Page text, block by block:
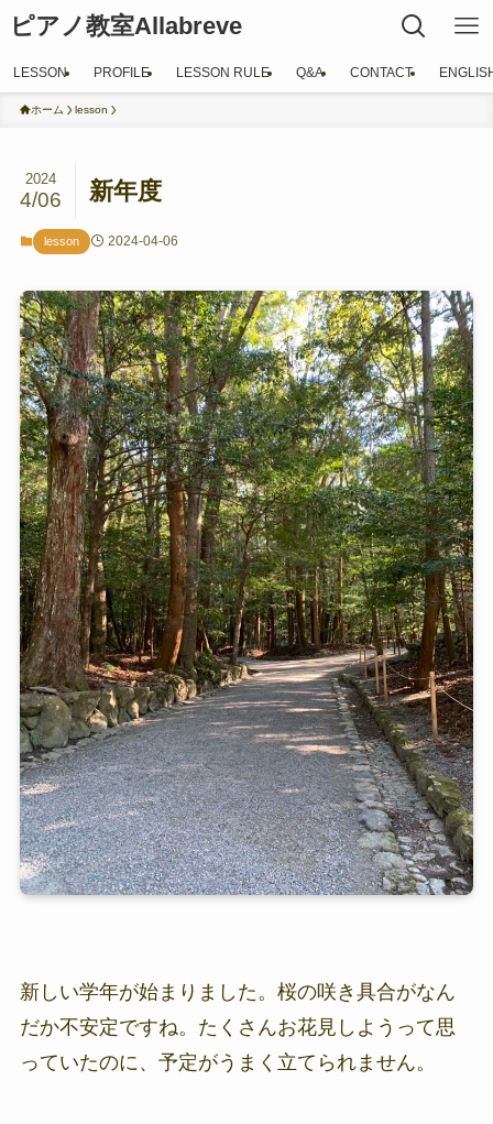
ピアノ教室Allabreve
LESSON PROFILE LESSON RULE Q&A CONTACT
ホーム lesson
新年度
2024
4/06
lesson 2024-04-06
新しい学年が始まりました。桜の咲き具合がなん
だか不安定ですね。たくさんお花見しようって思
っていたのに、予定がうまく立てられません。